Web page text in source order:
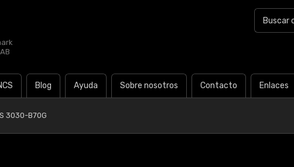
Blog Ayuda Sobre nosotros Contacto Enlaces
3030-B70G